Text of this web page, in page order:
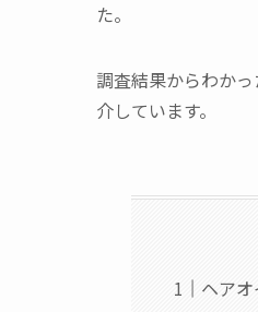
た。
調査結果からわか
介しています。
ヘア